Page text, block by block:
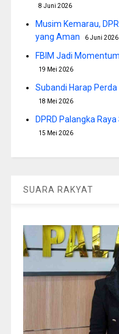
8 Juni 2026
Musim Kemarau,
yang Aman
6 Juni 2026
FBIM Jadi
19 Mei 2026
Subandi Harap
18 Mei 2026
DPRD Palangka
15 Mei 2026
SUARA RAKYAT